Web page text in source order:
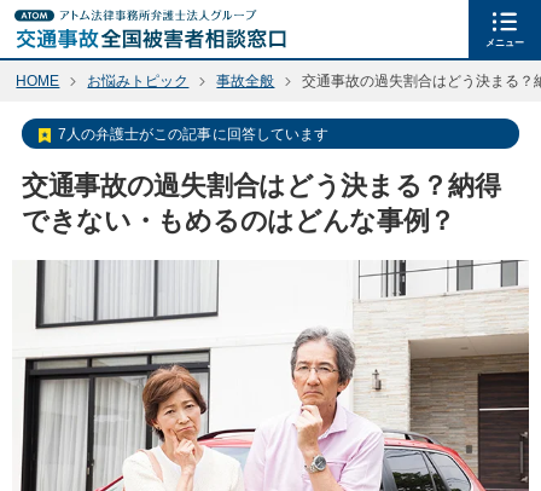
メニュー
HOME お悩みトピック 事故全般 交通事故の過失割合はどう決まる
7人の弁護士がこの記事に回答しています
交通事故の過失割合はどう決まる？納得
できない・もめるのはどんな事例？